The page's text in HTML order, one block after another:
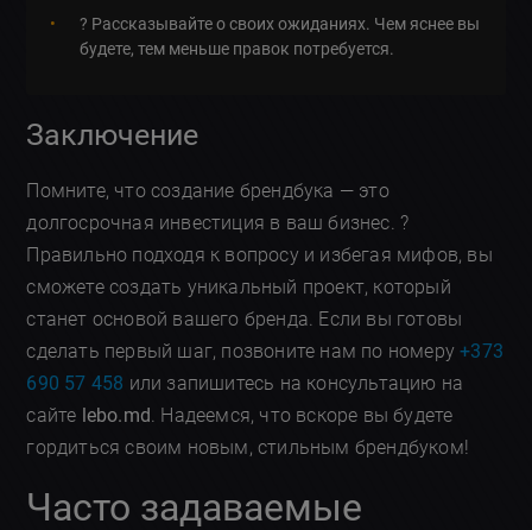
? Рассказывайте о своих ожиданиях. Чем яснее вы
будете, тем меньше правок потребуется.
Заключение
Помните, что создание брендбука — это
долгосрочная инвестиция в ваш бизнес. ?
Правильно подходя к вопросу и избегая мифов, вы
сможете создать уникальный проект, который
станет основой вашего бренда. Если вы готовы
сделать первый шаг, позвоните нам по номеру+373
690 57 458 или запишитесь на консультацию на
сайте lebo.md. Надеемся, что вскоре вы будете
гордиться своим новым, стильным брендбуком!
Часто задаваемые